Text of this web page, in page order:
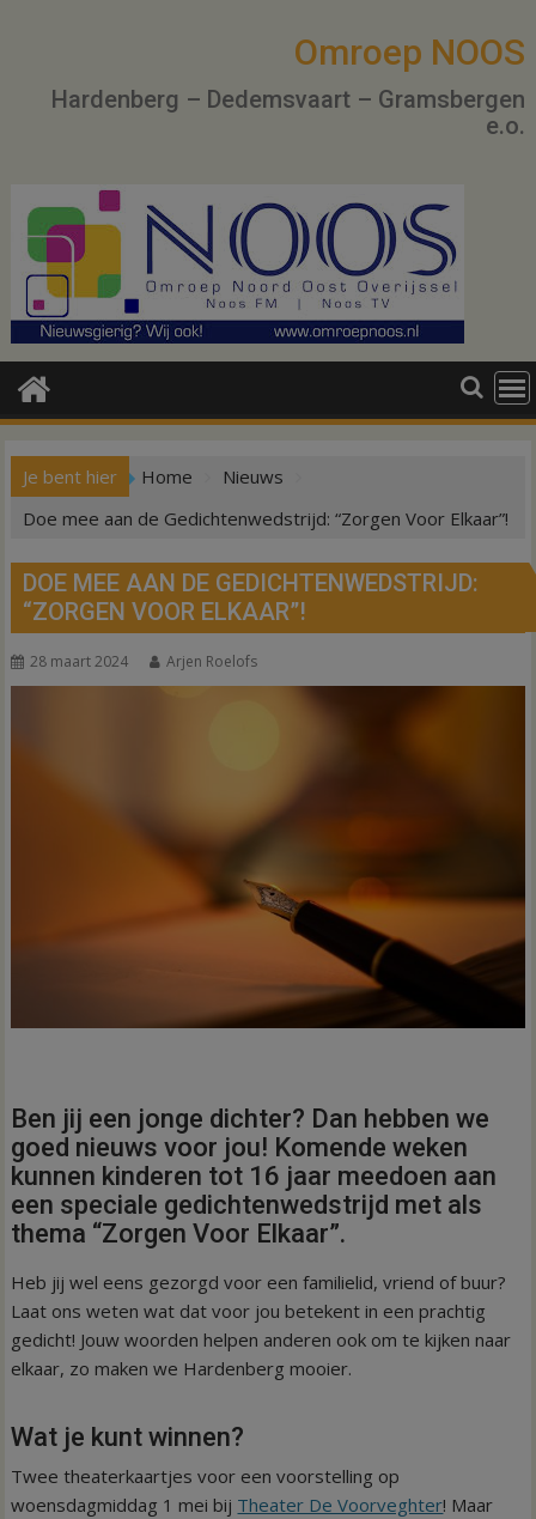
Omroep NOOS
Hardenberg – Dedemsvaart – Gramsbergen
e.o.
Je bent hier Home
Nieuws
Doe mee aan de Gedichtenwedstrijd: “Zorgen Voor Elkaar”!
DOE MEE AAN DE GEDICHTENWEDSTRIJD:
“ZORGEN VOOR ELKAAR”!
28 maart 2024 Arjen Roelofs
Ben jij een jonge dichter? Dan hebben we
goed nieuws voor jou! Komende weken
kunnen kinderen tot 16 jaar meedoen aan
een speciale gedichtenwedstrijd met als
thema “Zorgen Voor Elkaar”.
Heb jij wel eens gezorgd voor een familielid, vriend of buur?
Laat ons weten wat dat voor jou betekent in een prachtig
gedicht! Jouw woorden helpen anderen ook om te kijken naar
elkaar, zo maken we Hardenberg mooier.
Wat je kunt winnen?
Twee theaterkaartjes voor een voorstelling op
woensdagmiddag 1 mei bij Theater De Voorveghter! Maar